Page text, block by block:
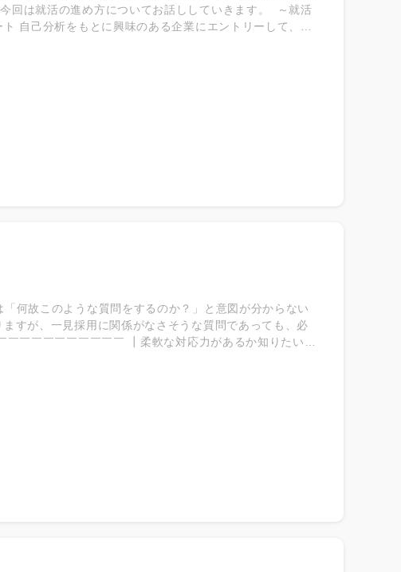
回は就活の進め方についてお話ししていきます。 ～就活
己分析をもとに興味のある企業にエントリーして、会
り情報収集して行き、疑問点やより詳しく聞きたいことを
何故このような質問をするのか？」と意図が分からない
すが、一見採用に関係がなさそうな質問であっても、必
￣￣￣￣￣￣￣￣￣ ┃柔軟な対応力があるか知りたい
＞ ・人柄(93.1％) ・企業への熱意(78.3％) ・今後の可能